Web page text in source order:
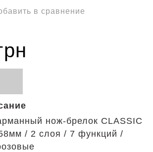
в сравнение
нож-брелок CLASSIC
/ 2 слоя / 7 функций /